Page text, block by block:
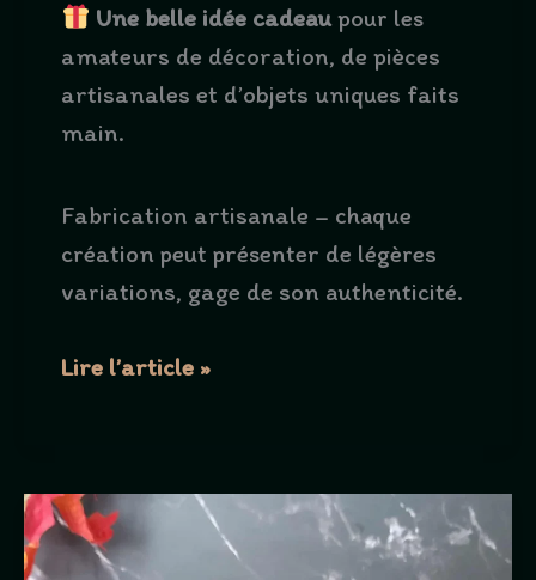
Une belle idée cadeaupour les
amateurs de décoration, de pièces
artisanales et d’objets uniques faits
main.
Fabrication artisanale – chaque
création peut présenter de légères
variations, gage de son authenticité.
Lot
verres
Lire l’article »